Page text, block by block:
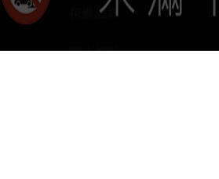
探索酒款
門市據點